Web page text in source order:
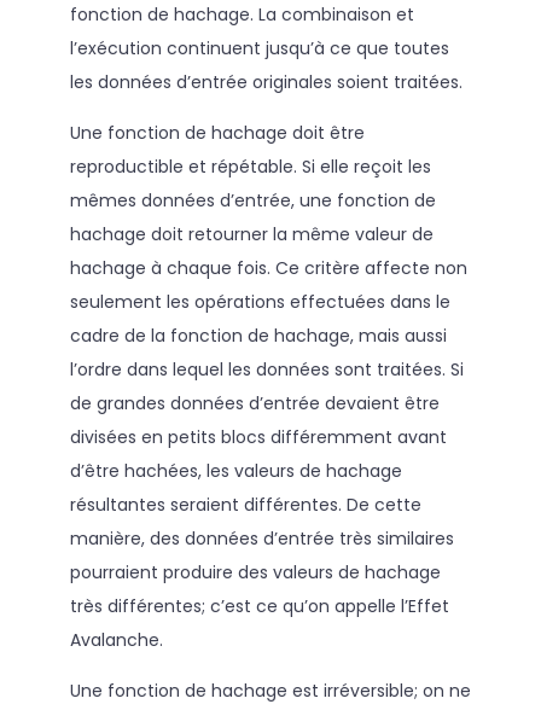
fonction de hachage. La combinaison et
l’exécution continuent jusqu’à ce que toutes
les données d’entrée originales soient traitées.
Une fonction de hachage doit être
reproductible et répétable. Si elle reçoit les
mêmes données d’entrée, une fonction de
hachage doit retourner la même valeur de
hachage à chaque fois. Ce critère affecte non
seulement les opérations effectuées dans le
cadre de la fonction de hachage, mais aussi
l’ordre dans lequel les données sont traitées. Si
de grandes données d’entrée devaient être
divisées en petits blocs différemment avant
d’être hachées, les valeurs de hachage
résultantes seraient différentes. De cette
manière, des données d’entrée très similaires
pourraient produire des valeurs de hachage
très différentes; c’est ce qu’on appelle l’Effet
Avalanche.
Une fonction de hachage est irréversible; on ne